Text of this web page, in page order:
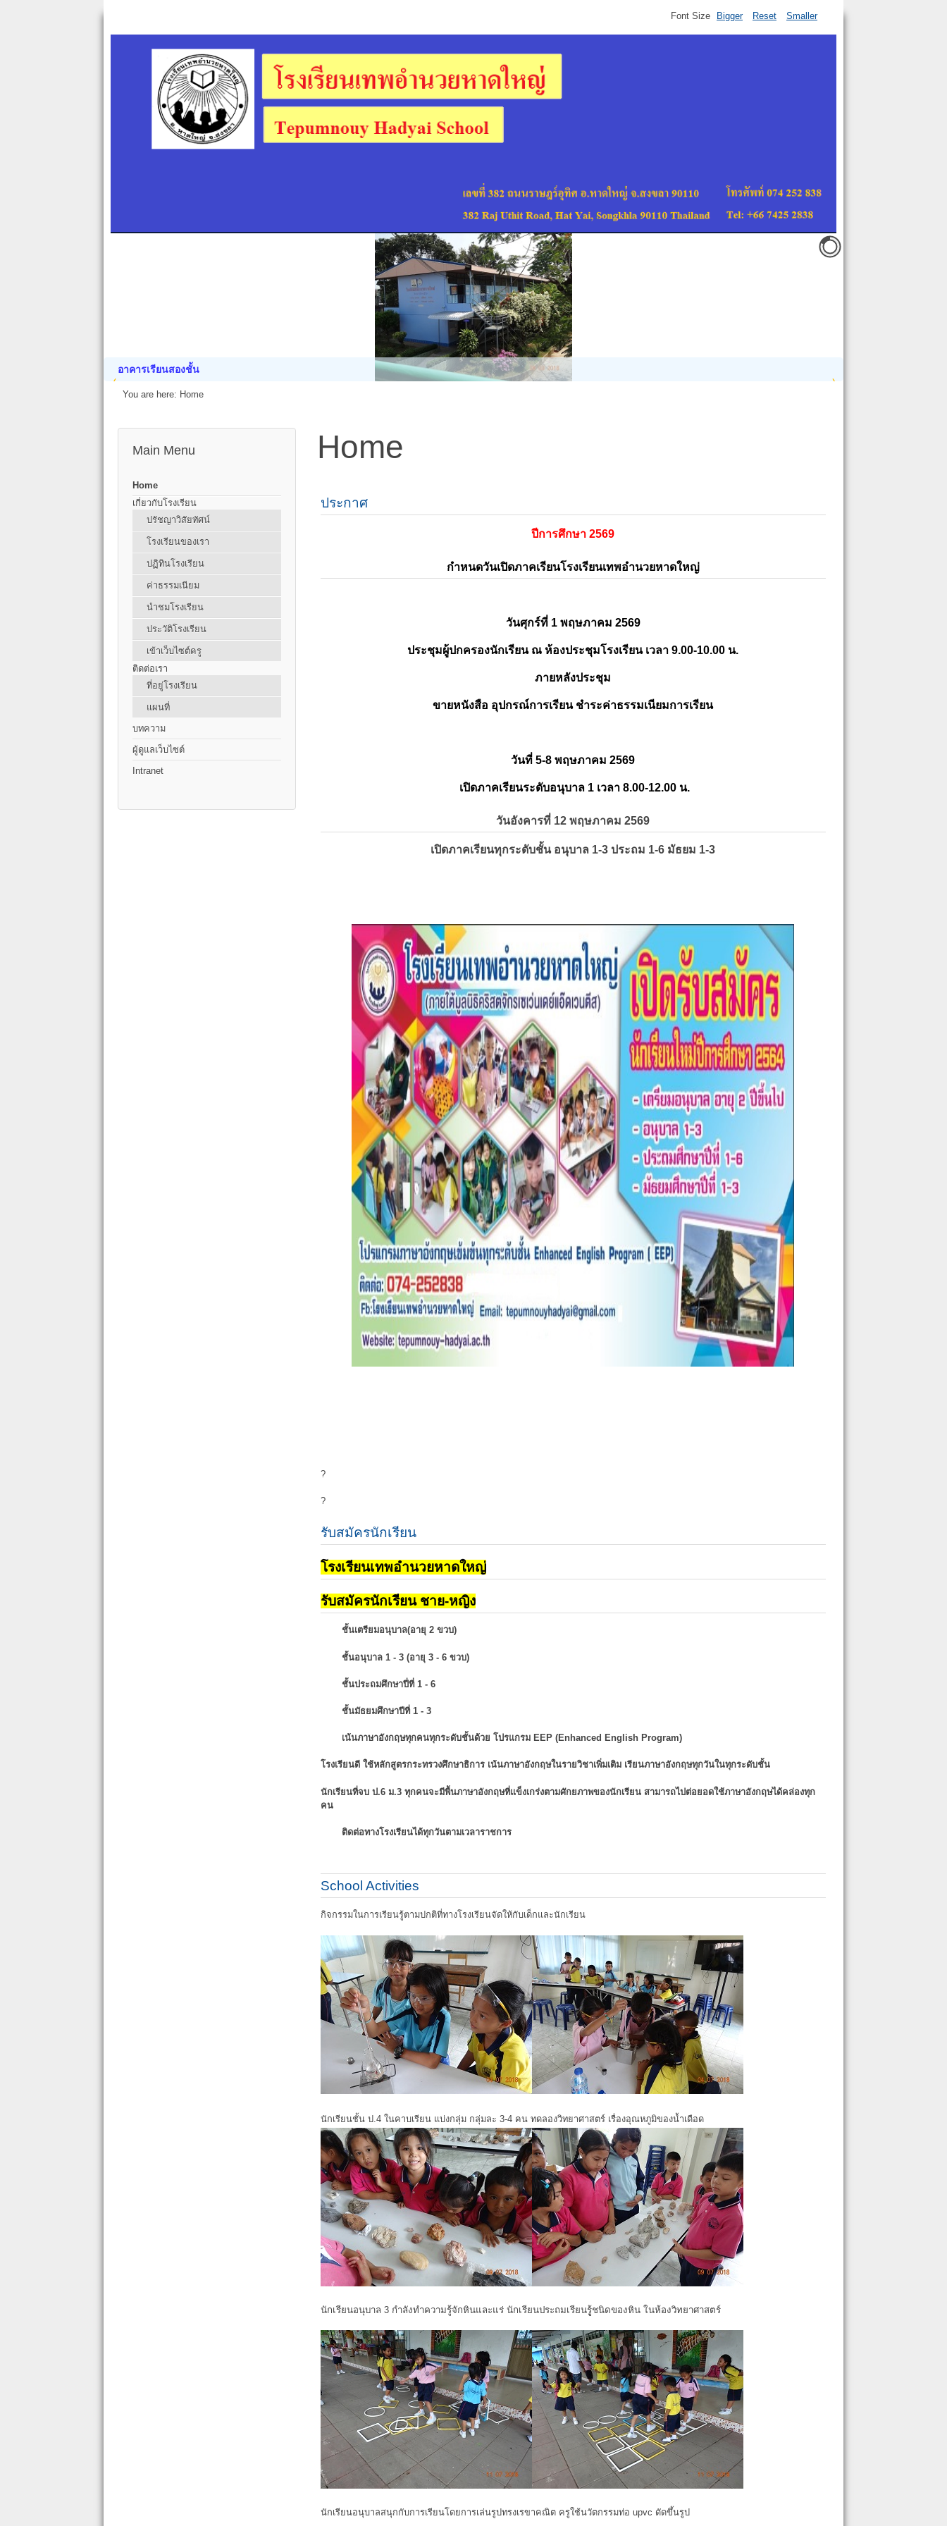
อาคารเรียนสองชั้น
Font Size Bigger Reset Smaller
You are here: Home
Main Menu
Home
เกี่ยวกับโรงเรียน
ปรัชญาวิสัยทัศน์
โรงเรียนของเรา
ปฏิทินโรงเรียน
ค่าธรรมเนียม
นำชมโรงเรียน
ประวัติโรงเรียน
เข้าเว็บไซต์ครู
ติดต่อเรา
ที่อยู่โรงเรียน
แผนที่
บทความ
ผู้ดูแลเว็บไซต์
Intranet
Home
ประกาศ
ปีการศึกษา 2569
กำหนดวันเปิดภาคเรียนโรงเรียนเทพอำนวยหาดใหญ่
วันศุกร์ที่ 1 พฤษภาคม 2569
ประชุมผู้ปกครองนักเรียน ณ ห้องประชุมโรงเรียน เวลา 9.00-10.00 น.
ภายหลังประชุม
ขายหนังสือ อุปกรณ์การเรียน ชำระค่าธรรมเนียมการเรียน
วันที่ 5-8 พฤษภาคม 2569
เปิดภาคเรียนระดับอนุบาล 1 เวลา 8.00-12.00 น.
วันอังคารที่ 12 พฤษภาคม 2569
เปิดภาคเรียนทุกระดับชั้น อนุบาล 1-3 ประถม 1-6 มัธยม 1-3
?
?
รับสมัครนักเรียน
โรงเรียนเทพอำนวยหาดใหญ่
รับสมัครนักเรียน ชาย-หญิง
ชั้นเตรียมอนุบาล(อายุ 2 ขวบ)
ชั้นอนุบาล 1 - 3 (อายุ 3 - 6 ขวบ)
ชั้นประถมศึกษาปี่ที่ 1 - 6
ชั้นมัธยมศึกษาปีที่ 1 - 3
เน้นภาษาอังกฤษทุกคนทุกระดับชั้นด้วย โปรแกรม EEP (Enhanced English Program)
โรงเรียนดี ใช้หลักสูตรกระทรวงศึกษาธิการ เน้นภาษาอังกฤษในรายวิชาเพิ่มเติม เรียนภาษาอังกฤษทุกวันในทุกระดับชั้น
นักเรียนที่จบ ป.6 ม.3 ทุกคนจะมีพื้นภาษาอังกฤษที่แข็งเกร่งตามศักยภาพของนักเรียน สามารถไปต่อยอดใช้ภาษาอังกฤษได้คล่องทุก
คน
ติดต่อทางโรงเรียนได้ทุกวันตามเวลาราชการ
School Activities
กิจกรรมในการเรียนรู้ตามปกติที่ทางโรงเรียนจัดให้กับเด็กและนักเรียน
นักเรียนชั้น ป.4 ในคาบเรียน แบ่งกลุ่ม กลุ่มละ 3-4 คน ทดลองวิทยาศาสตร์ เรื่องอุณหภูมิของน้ำเดือด
นักเรียนอนุบาล 3 กำลังทำความรู้จักหินและแร่ นักเรียนประถมเรียนรูู้ชนิดของหิน ในห้องวิทยาศาสตร์
นักเรียนอนุบาลสนุกกับการเรียนโดยการเล่นรูปทรงเรขาคณิต ครูใช้นวัตกรรมท่อ upvc ดัดขึ้นรูป